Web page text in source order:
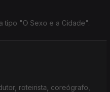
tipo "O Sexo e a Cidade".
roteirista, coreógrafo,